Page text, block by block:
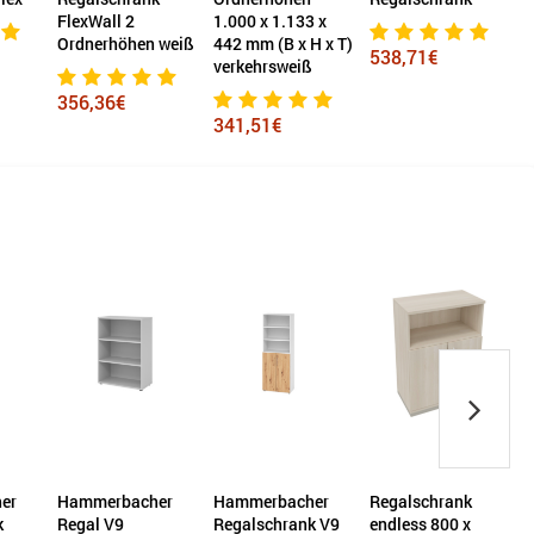
FlexWall 2
Ordnerhöhen weiß
356,36€
1.000 x 1.133 x
442 mm (B x H x T)
verkehrsweiß
341,51€
538,71€
Hammerbacher
Regal V9
Hammerbacher
Regalschrank V9
Regalschrank
endless 800 x